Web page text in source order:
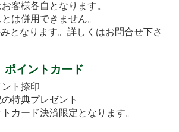
客様各自となります。
は併用できません。
となります。詳しくはお問合せ下さ
イントカード
ト捺印
特典プレゼント
カード決済限定となります。